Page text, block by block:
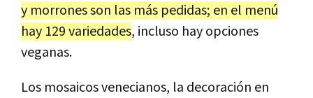
y morrones son las más pedidas; en el menú
hay 129 variedades, incluso hay opciones
veganas.
Los mosaicos venecianos, la decoración en